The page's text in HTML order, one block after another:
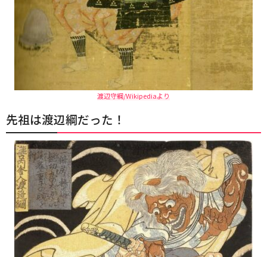
渡辺守綱/Wikipediaより
先祖は渡辺綱だった！